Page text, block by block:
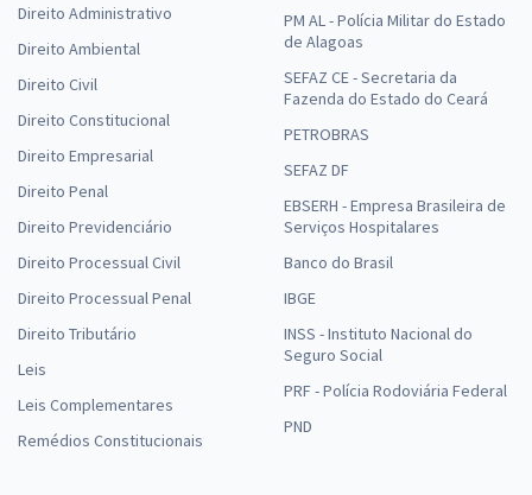
Direito Administrativo
Direito Ambiental
Direito Civil
Direito Constitucional
Direito Empresarial
Direito Penal
Direito Previdenciário
Direito Processual Civil
Direito Processual Penal
Direito Tributário
Leis
Leis Complementares
Remédios Constitucionais
PM AL - Polícia Militar do Estado
de Alagoas
SEFAZ CE - Secretaria da
Fazenda do Estado do Ceará
PETROBRAS
SEFAZ DF
EBSERH - Empresa Brasileira de
Serviços Hospitalares
Banco do Brasil
IBGE
INSS - Instituto Nacional do
Seguro Social
PRF - Polícia Rodoviária Federal
PND